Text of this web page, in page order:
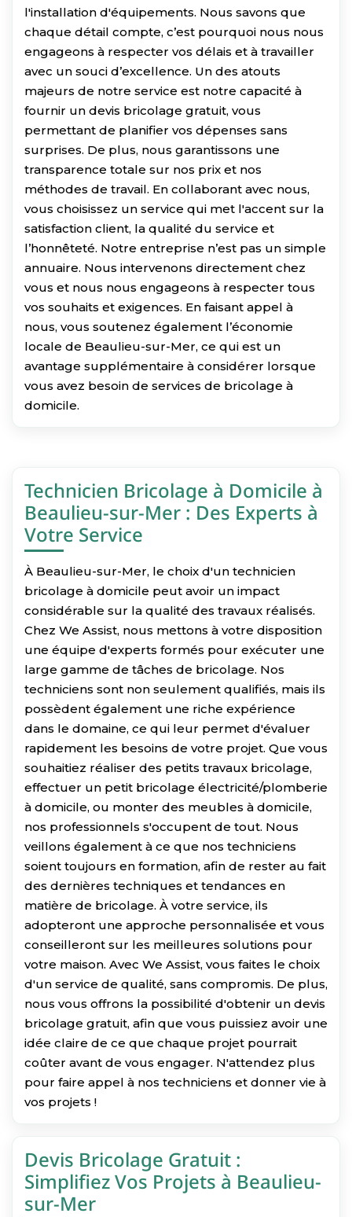
l'installation d'équipements. Nous savons que
chaque détail compte, c’est pourquoi nous nous
engageons à respecter vos délais et à travailler
avec un souci d’excellence. Un des atouts
majeurs de notre service est notre capacité à
fournir un devis bricolage gratuit, vous
permettant de planifier vos dépenses sans
surprises. De plus, nous garantissons une
transparence totale sur nos prix et nos
méthodes de travail. En collaborant avec nous,
vous choisissez un service qui met l'accent sur la
satisfaction client, la qualité du service et
l’honnêteté. Notre entreprise n’est pas un simple
annuaire. Nous intervenons directement chez
vous et nous nous engageons à respecter tous
vos souhaits et exigences. En faisant appel à
nous, vous soutenez également l’économie
locale de Beaulieu-sur-Mer, ce qui est un
avantage supplémentaire à considérer lorsque
vous avez besoin de services de bricolage à
domicile.
Technicien Bricolage à Domicile à
Beaulieu-sur-Mer : Des Experts à
Votre Service
À Beaulieu-sur-Mer, le choix d'un technicien
bricolage à domicile peut avoir un impact
considérable sur la qualité des travaux réalisés.
Chez We Assist, nous mettons à votre disposition
une équipe d'experts formés pour exécuter une
large gamme de tâches de bricolage. Nos
techniciens sont non seulement qualifiés, mais ils
possèdent également une riche expérience
dans le domaine, ce qui leur permet d'évaluer
rapidement les besoins de votre projet. Que vous
souhaitiez réaliser des petits travaux bricolage,
effectuer un petit bricolage électricité/plomberie
à domicile, ou monter des meubles à domicile,
nos professionnels s'occupent de tout. Nous
veillons également à ce que nos techniciens
soient toujours en formation, afin de rester au fait
des dernières techniques et tendances en
matière de bricolage. À votre service, ils
adopteront une approche personnalisée et vous
conseilleront sur les meilleures solutions pour
votre maison. Avec We Assist, vous faites le choix
d'un service de qualité, sans compromis. De plus,
nous vous offrons la possibilité d'obtenir un devis
bricolage gratuit, afin que vous puissiez avoir une
idée claire de ce que chaque projet pourrait
coûter avant de vous engager. N'attendez plus
pour faire appel à nos techniciens et donner vie à
vos projets !
Devis Bricolage Gratuit :
Simplifiez Vos Projets à Beaulieu-
sur-Mer